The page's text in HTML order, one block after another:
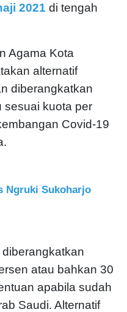
2021 di tengah
Agama Kota
alternatif
diberangkatkan
sesuai kuota per
Covid-19
Ngruki Sukoharjo
atau bahkan 30
apabila sudah
Saudi. Alternatif